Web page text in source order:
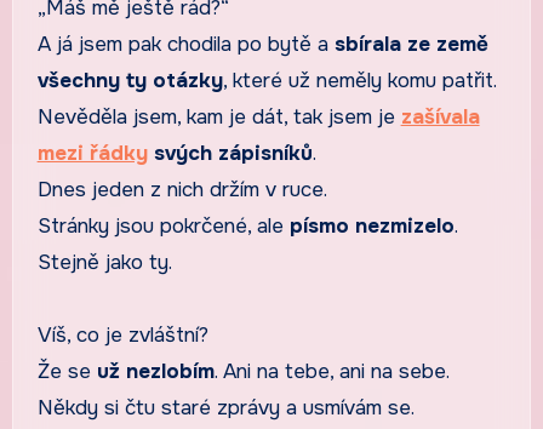
„Máš mě ještě rád?“
A já jsem pak chodila po bytě a sbírala ze země
všechny ty otázky, které už neměly komu patřit.
Nevěděla jsem, kam je dát, tak jsem je zašívala
mezi řádkysvých zápisníků.
Dnes jeden z nich držím v ruce.
Stránky jsou pokrčené, ale písmo nezmizelo.
Stejně jako ty.
Víš, co je zvláštní?
Že se už nezlobím. Ani na tebe, ani na sebe.
Někdy si čtu staré zprávy a usmívám se.